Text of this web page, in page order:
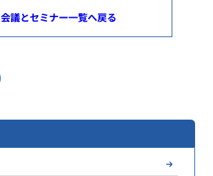
会議とセミナー一覧へ戻る